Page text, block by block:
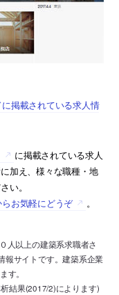
掲載されている求人情
に掲載されている求人
加え、様々な職種・地
い。
お気軽にどうぞ
。
人以上の建築系求職者さ
報サイトです。建築系企業
す。
結果(2017/2)によります)